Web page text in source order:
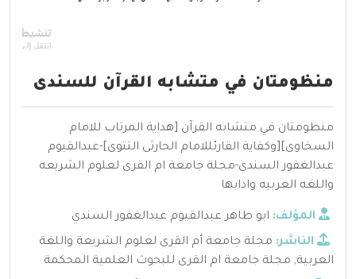
منظومتان في متشابه القرآن للسندى
منظومتان في متشابه القرآن [هداية المرتاب للامام
السخاوى][وكفاية القارئللامام الحارثى التتوى]-عبدالقيوم
عبدالغفور السندى-مجلة جامعة ام القرى لعلوم الشريعه
واللغه العربيه وادابها
المؤلف: ابو طاهر عبدالقيوم عبدالغفور السندي
الناشر: مجلة جامعة أم القرى لعلوم الشريعة واللغة
العربية, مجلة جامعة ام القرى للبحوث العلمية المحكمة